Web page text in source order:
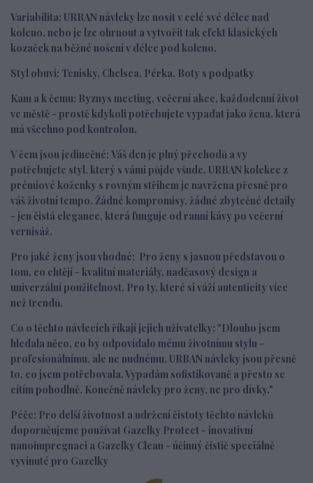
Variabilita: URBAN návleky lze nosit v celé své délce nad
koleno, nebo je lze ohrnout a vytvořit tak efekt klasických
kozaček na běžné nošení v délce pod koleno.
Styl obuvi: Tenisky, Chelsea, Pérka, Boty s podpatky
Kam a k čemu: Byznys meeting, večerní akce, každodenní život
ve městě - prostě kdykoli potřebujete vypadat jako žena, která
má všechno pod kontrolou.
V čem jsou jedinečné: Váš den je plný přechodů a vy
potřebujete styl, který s vámi půjde všude. URBAN kolekce z
prémiové koženky s rovným střihem je navržena přesně pro
váš životní tempo. Žádné kompromisy, žádné zbytečné detaily
- jen čistá elegance, která funguje od ranní kávy po večerní
vernisáž.
Pro jaké ženy jsou vhodné: Pro ženy s jasnou představou o
tom, co chtějí - kvalitní materiály, nadčasový design a
univerzální použitelnost. Pro ty, které si váží autenticity více
než trendů.
Co o těchto návlecích říkají jejich uživatelky: "Dlouho jsem
hledala něco, co by odpovídalo mému životnímu stylu -
profesionálnímu, ale ne nudnému. URBAN návleky jsou přesně
to, co jsem potřebovala. Vypadám sofistikovaně a přesto se
cítím pohodlně. Konečně návleky pro ženy, ne pro dívky."
Péče: Pro delší životnost a udržení čistoty těchto návleků
doporučujeme používat Gazelky Protect - inovativní
nanoimpregnaci a Gazelky Clean - účinný čistič speciálně
vyvinuté pro Gazelky